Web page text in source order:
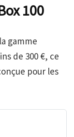
100
gamme
de 300 €, ce
pour les